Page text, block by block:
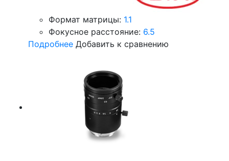
Формат матрицы: 1.1
Фокусное расстояние: 6.5
Подробнее Добавить к сравнению